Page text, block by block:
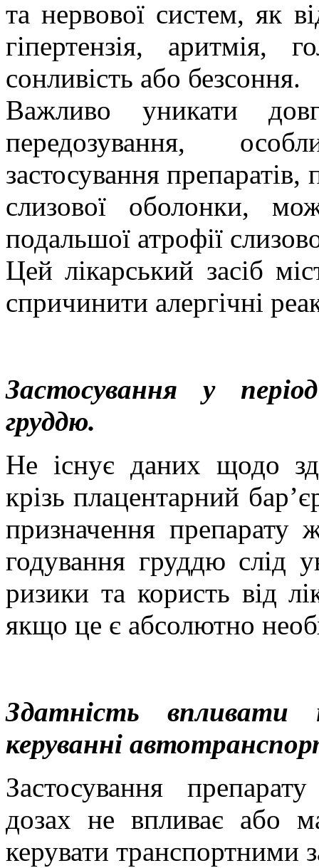
та нервової систем, як
гіпертензія, аритмія,
сонливість або безсоння.
Важливо уникати
передозування,
застосування
слизової оболонки,
подальшої атрофії
Цей лікарський засіб
спричинити алергічні
Застосування у
груддю.
Не існує даних щодо
крізь плацентарний
призначення препарату
годування груддю слід
ризики та користь від
якщо це є абсолютно
Здатність впливати
керуванні
Застосування
дозах не впливає або
керувати транспортними